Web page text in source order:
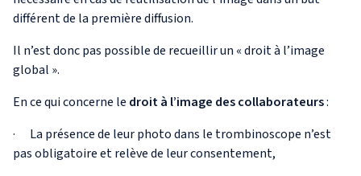
différent de la première diffusion.
Il n’est donc pas possible de recueillir un « droit à l’image
global ».
En ce qui concerne le droit à l’image des collaborateurs:
· La présence de leur photo dans le trombinoscope n’est
pas obligatoire et relève de leur consentement,